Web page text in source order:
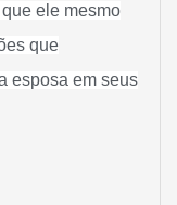
ele mesmo
que
esposa em seus